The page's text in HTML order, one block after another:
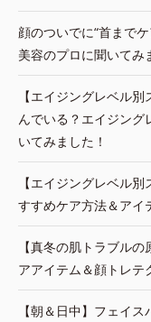
顔のついでに“首まで
美容のプロに聞いてみ
【エイジングレベル
んでいる？エイジン
いてみました！
【エイジングレベル
すすめケア方法＆アイ
【真冬の肌トラブル
アアイテム＆顔トレテ
【朝＆日中】フェイ